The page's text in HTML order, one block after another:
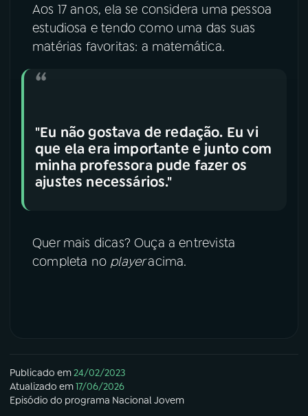
Aos 17 anos, ela se considera uma pessoa
estudiosa e tendo como uma das suas
matérias favoritas: a matemática.
"Eu não gostava de redação. Eu vi
que ela era importante e junto com
minha professora pude fazer os
ajustes necessários."
Quer mais dicas? Ouça a entrevista
completa no playeracima.
Publicado em24/02/2023
Atualizado em17/06/2026
Episódio do programa Nacional Jovem